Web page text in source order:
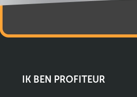
IK BEN PROFITEUR